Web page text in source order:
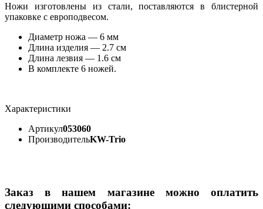
Ножи изготовлены из стали, поставляются в блистерной
упаковке с европодвесом.
Диаметр ножа — 6 мм
Длина изделия — 2.7 см
Длина лезвия — 1.6 см
В комплекте 6 ножей.
Характеристики
Артикул053060
ПроизводительKW-Trio
Заказ в нашем магазине можно оплатить
следующими способами: